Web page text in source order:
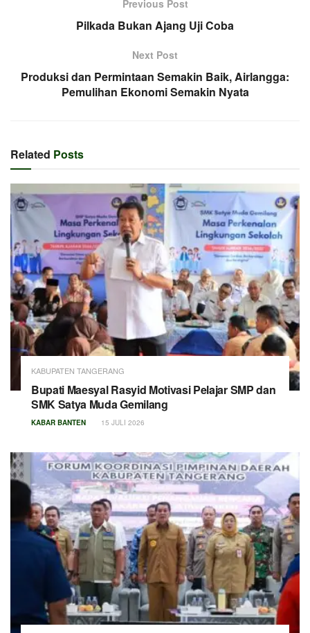
Previous Post
Pilkada Bukan Ajang Uji Coba
Next Post
Produksi dan Permintaan Semakin Baik, Airlangga:
Pemulihan Ekonomi Semakin Nyata
Related Posts
KABUPATEN TANGERANG
Bupati Maesyal Rasyid Motivasi Pelajar SMP dan
SMK Satya Muda Gemilang
KABAR BANTEN 15 JULI 2026